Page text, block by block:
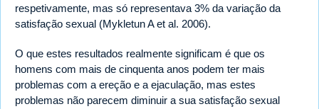
respetivamente, mas só representava 3% da variação da
satisfação sexual (Mykletun A et al. 2006).
O que estes resultados realmente significam é que os
homens com mais de cinquenta anos podem ter mais
problemas com a ereção e a ejaculação, mas estes
problemas não parecem diminuir a sua satisfação sexual